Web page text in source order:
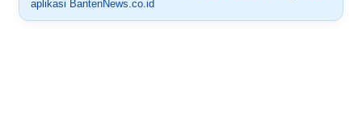
aplikasi BantenNews.co.id